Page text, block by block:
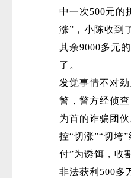
中一次500元的
涨”，小陈收到
其余9000多元
了。
发觉事情不对
警，警方经侦
为首的诈骗团
控“切涨”“切垮
付”为诱饵，收
非法获利500多